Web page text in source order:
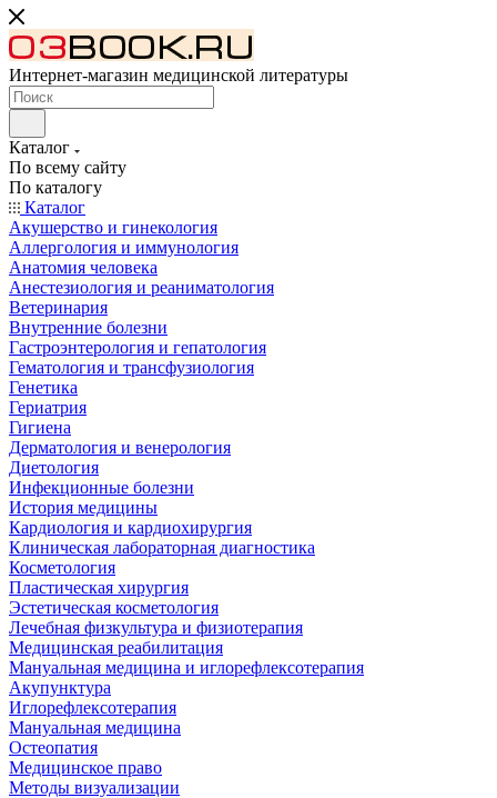
Интернет-магазин медицинской литературы
Каталог
По всему сайту
По каталогу
Каталог
Акушерство и гинекология
Аллергология и иммунология
Анатомия человека
Анестезиология и реаниматология
Ветеринария
Внутренние болезни
Гастроэнтерология и гепатология
Гематология и трансфузиология
Генетика
Гериатрия
Гигиена
Дерматология и венерология
Диетология
Инфекционные болезни
История медицины
Кардиология и кардиохирургия
Клиническая лабораторная диагностика
Косметология
Пластическая хирургия
Эстетическая косметология
Лечебная физкультура и физиотерапия
Медицинская реабилитация
Мануальная медицина и иглорефлексотерапия
Акупунктура
Иглорефлексотерапия
Мануальная медицина
Остеопатия
Медицинское право
Методы визуализации